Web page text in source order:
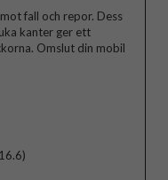
fall och repor. Dess
kanter ger ett
Omslut din mobil